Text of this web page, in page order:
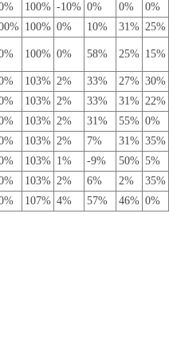
100% -10% 0% 0%
0%
100% 0% 10% 31% 25%
100% 0% 58% 25% 15%
103% 2% 33% 27% 30%
103% 2% 33% 31% 22%
103% 2% 31% 55% 0%
103% 2% 7% 31% 35%
103% 1% -9% 50% 5%
103% 2% 6% 2%
35%
107% 4% 57% 46% 0%